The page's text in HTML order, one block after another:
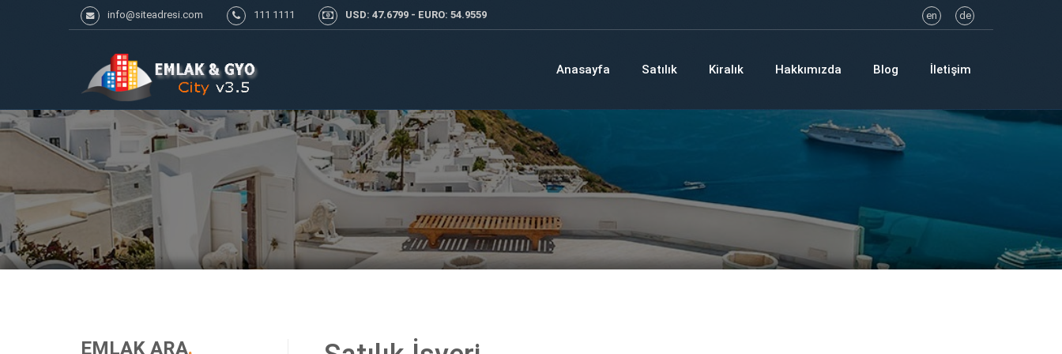
info@siteadresi.com 111 1111 USD: 47.6799 - EURO: 54.9559 de
en
Anasayfa Satılık Kiralık Hakkımızda Blog İletişim
EMLAK ARA.